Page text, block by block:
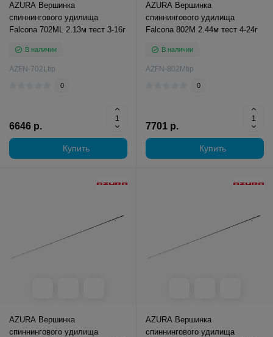
AZURA Вершинка
спиннингового удилища
Falcona 702ML 2.13м тест 3-16г
В наличии
AZFN-702Ltip
0
6646 р.
Купить
AZURA Вершинка
спиннингового удилища
Falcona 802M 2.44м тест 4-24г
В наличии
AZFN-802Mtip
0
7701 р.
Купить
AZURA Вершинка
спиннингового удилища
AZURA Вершинка
спиннингового удилища